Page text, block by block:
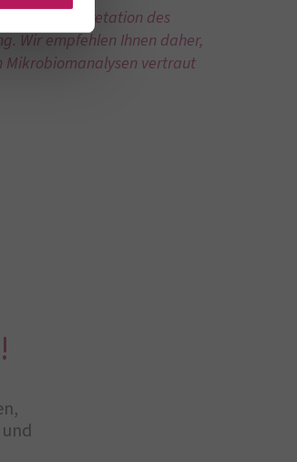
Interpretation des
Wir empfehlen Ihnen daher,
Mikrobiomanalysen vertraut